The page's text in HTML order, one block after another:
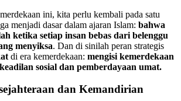
ini, kita perlu kembali pada satu
menjadi dasar dalam ajaran Islam: bahwa
ketika setiap insan bebas dari belenggu
menyiksa. Dan di sinilah peran strategis
di era kemerdekaan: mengisi kemerdekaan
sosial dan pemberdayaan umat.
dan Kemandirian